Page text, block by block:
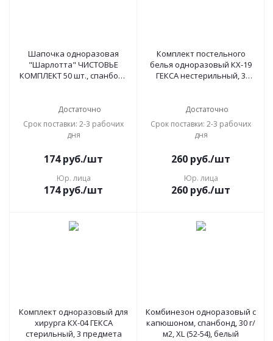
Шапочка одноразовая
"Шарлотта" ЧИСТОВЬЕ
КОМПЛЕКТ 50 шт., спанбонд
Достаточно
Срок поставки: 2-3 рабочих
дня
174руб./шт
Юр. лица
174руб./шт
Комплект постельного
белья одноразовый КХ-19
ГЕКСА нестерильный, 3
Достаточно
Срок поставки: 2-3 рабочих
дня
260 руб./шт
Юр. лица
260 руб./шт
Комплект одноразовый для
хирурга КХ-04 ГЕКСА
стерильный, 3 предмета
Комбинезон одноразовый с
капюшоном, спанбонд, 30 г/
м2, XL (52-54), белый